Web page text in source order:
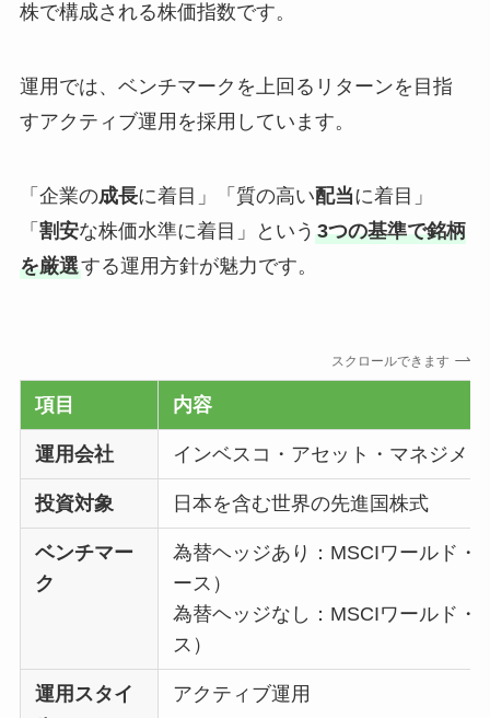
株で構成される株価指数です。
運用では、ベンチマークを上回るリターンを目指
すアクティブ運用を採用しています。
「企業の成長に着目」「質の高い配当に着目」
「 割安な株価水準に着目」という 3つの基準で銘柄
を厳選する運用方針が魅力です。
スクロールできます
項目 内容
運用会社 インベスコ・アセット・マネジメ
投資対象 日本を含む世界の先進国株式
ベンチマー
ク
為替ヘッジあり：MSCIワールド・
ース）
為替ヘッジなし：MSCIワールド・
ス）
運用スタイ
アクティブ運用